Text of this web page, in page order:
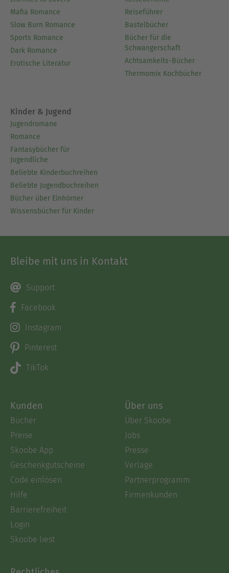
Mafia Romance
Slow Burn Romance
Sports Romance
Dark Romance
Erotische Literatur
Reiseführer
Bastelbücher
Bücher für die
Schwangerschaft
Achtsamkeits-Bücher
Thermomix Kochbücher
Kinder & Jugend
Jugendromane
Romance
Fantasybücher für
Jugendliche
Beliebte Kinderbuchreihen
Beliebte Jugendbuchreihen
Bücher über Einhörner
Wissensbücher für Kinder
Bleibe mit uns in Kontakt
Support
Facebook
Instagram
Pinterest
TikTok
Kunden
Bücher
Preise
Skoobe App
Geschenkgutscheine
Code einlösen
Hilfe
Barrierefreiheit
Login
Skoobe liest
Über uns
Über Skoobe
Jobs
Presse
Verlage
Partnerprogramm
Firmenkunden